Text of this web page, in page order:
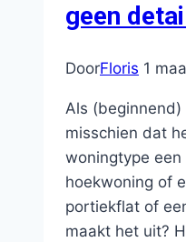
geen
DoorFloris 1
Als
misschien dat
woningtype
hoekwoning of
portiekflat of
maakt het uit?